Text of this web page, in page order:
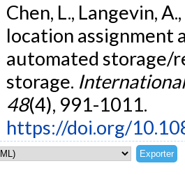
Chen, L., Langevin,
location assignment
automated storage/
storage.
48(4), 991-1011.
https://doi.org/